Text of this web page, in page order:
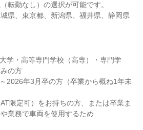
転勤なし）の選択が可能です。
県、東京都、新潟県、福井県、静岡県
学・高等専門学校（高専）・専門学
の方
2026年3月卒の方（卒業から概ね1年未
限定可）をお持ちの方、または卒業ま
業務で車両を使用するため